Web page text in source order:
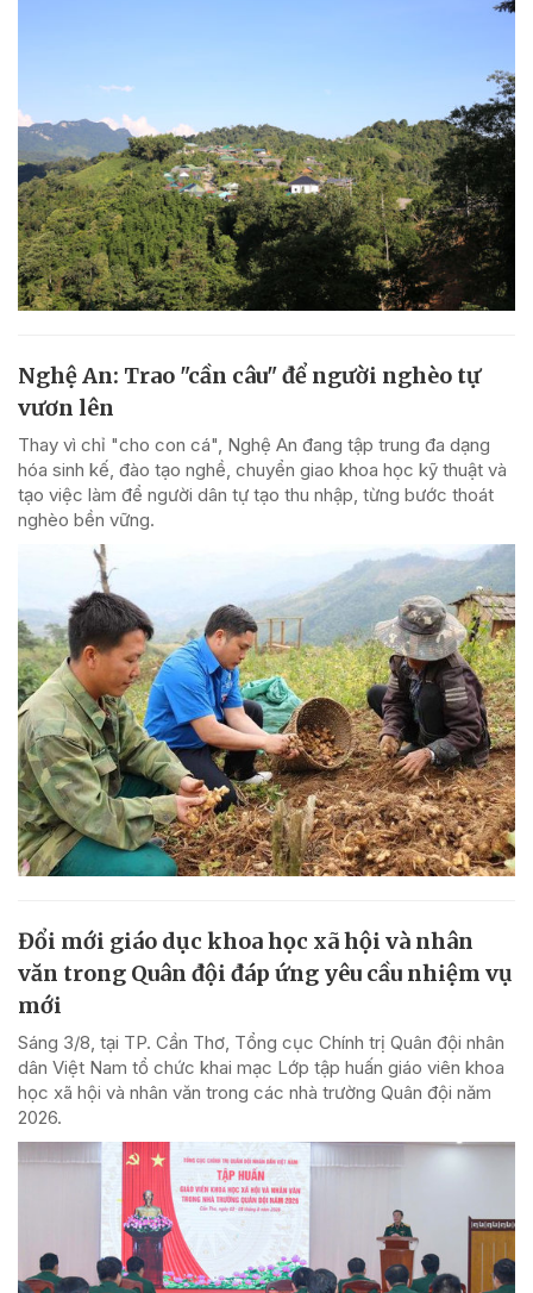
Nghệ An: Trao "cần câu" để người nghèo tự
vươn lên
Thay vì chỉ "cho con cá", Nghệ An đang tập trung đa dạng
hóa sinh kế, đào tạo nghề, chuyển giao khoa học kỹ thuật và
tạo việc làm để người dân tự tạo thu nhập, từng bước thoát
nghèo bền vững.
Đổi mới giáo dục khoa học xã hội và nhân
văn trong Quân đội đáp ứng yêu cầu nhiệm vụ
mới
Sáng 3/8, tại TP. Cần Thơ, Tổng cục Chính trị Quân đội nhân
dân Việt Nam tổ chức khai mạc Lớp tập huấn giáo viên khoa
học xã hội và nhân văn trong các nhà trường Quân đội năm
2026.